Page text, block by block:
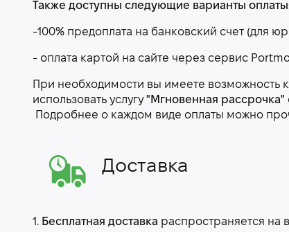
Также доступны следующие варианты
-100% предоплата на банковский счет (для
- оплата картой на сайте через сервис
При необходимости вы имеете возможность
использовать услугу "Мгновенная рассрочка"
Подробнее о каждом виде оплаты можно
Доставка
1. Бесплатная доставка распространяется на